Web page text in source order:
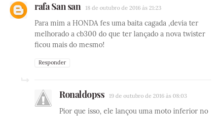
rafa San san 18 de outubro de 2016 às 21:23
Para mim a HONDA fes uma baita cagada ,devia ter
melhorado a cb300 do que ter lançado a nova twister
ficou mais do mesmo!
Responder
Ronaldopss 19 de outubro de 2016 às 08:03
Pior que isso, ele lançou uma moto inferior no